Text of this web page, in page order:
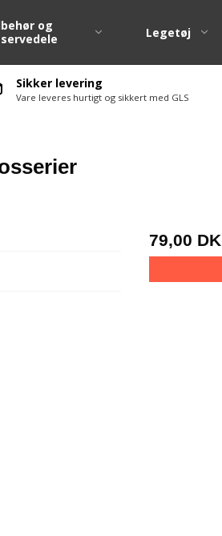
og
Servo / Servohorn
Legetøj
Sikker levering
Vare leveres hurtigt og sikkert med GLS
79,00